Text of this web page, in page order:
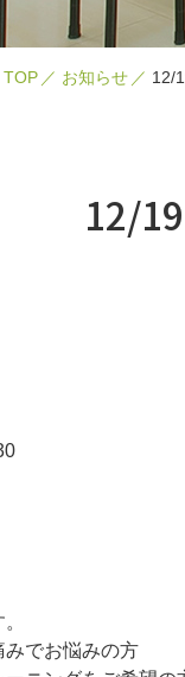
TOP お知らせ 12/
12/
でお悩みの方